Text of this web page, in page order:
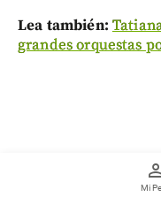
Mi
Lea también:
grandes orquestas